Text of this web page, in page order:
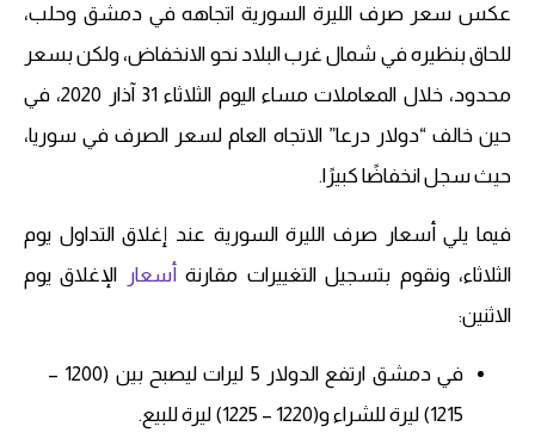
عكس سعر صرف الليرة السورية اتجاهه في دمشق وحلب،
للحاق بنظيره في شمال غرب البلاد نحو الانخفاض، ولكن بسعر
محدود، خلال المعاملات مساء اليوم الثلاثاء 31 آذار 2020، في
حين خالف “دولار درعا” الاتجاه العام لسعر الصرف في سوريا،
حيث سجل انخفاضًا كبيرًا.
فيما يلي أسعار صرف الليرة السورية عند إغلاق التداول يوم
الثلاثاء، ونقوم بتسجيل التغييرات مقارنةأسعار
الإغلاق يوم
الاثنين:
في دمشق ارتفع الدولار 5 ليرات ليصبح بين (1200 –
1215) ليرة للشراء و(1220 – 1225) ليرة للبيع.